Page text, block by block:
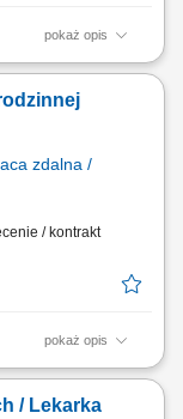
pokaż opis
nad pacjentem;
gotów jesteś
zdalna /
/ kontrakt
pokaż opis
nad pacjentem,
do naszej ekipy
/ Lekarka